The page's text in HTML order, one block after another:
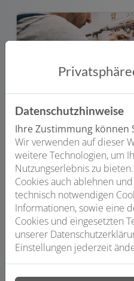
ZVSHK
Weiterlesen
Datenschutzhinweise
Ihre Zustimmung können
Wir verwenden auf dieser
weitere Technologien, um
Nutzungserlebnis zu
Cookies auch ablehnen
technisch notwendigen
Informationen, sowie eine
Cookies und eingesetzten
unserer
Einstellungen jederzeit